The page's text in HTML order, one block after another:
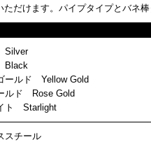
ただけます。パイプタイプとバネ
Silver
Black
ールド Yellow Gold
ルド Rose Gold
ト Starlight
スチール